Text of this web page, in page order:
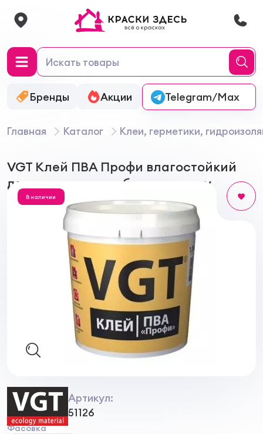
Бренды Акции Онлайн-колеровка
Telegram/Max
Главная Каталог Клеи, герметики,
VGT Клей ПВА Профи влагостойкий
для столярных работ по дереву
В наличии
Артикул:
51126
Фасовка